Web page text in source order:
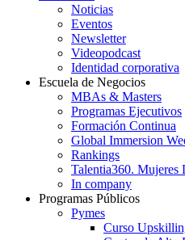
Noticias
Eventos
Newsletter
Videopodcast
Identidad corporativa
Escuela de Negocios
MBAs & Masters
Programas Ejecutivos
Formación Continua
Global Immersion
Rankings
Talentia360. Mujeres
In company
Programas Públicos
Pymes
Curso